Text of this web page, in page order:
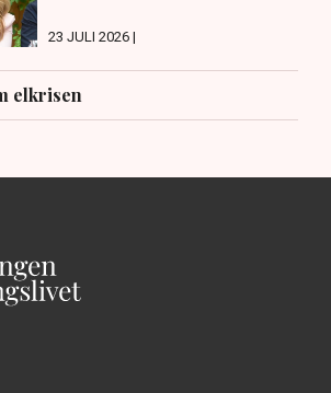
23 JULI 2026 |
elkrisen